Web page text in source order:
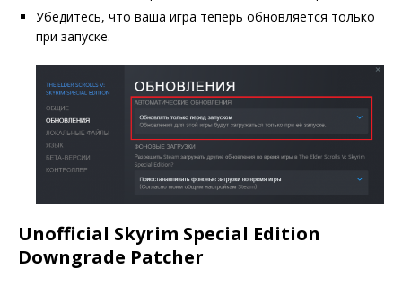
Убедитесь, что ваша игра теперь обновляется только
при запуске.
Unofficial Skyrim Special Edition
Downgrade Patcher